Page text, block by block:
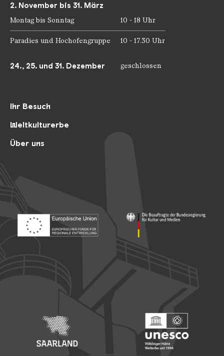
Ihr Besuch
Weltkulturerbe
Über uns
2. November bis 31. März
Montag bis Sonntag 10 - 18 Uhr
Paradies und Hochofengruppe 10 - 17.30 Uhr
24., 25. und 31. Dezember geschlossen